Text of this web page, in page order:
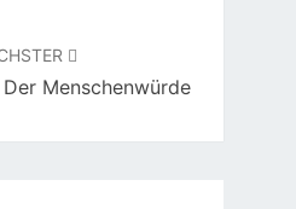
Menschenwürde